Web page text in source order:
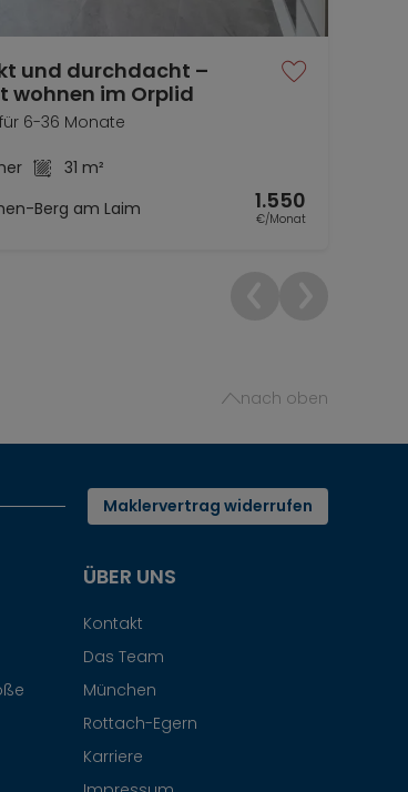
und durchdacht –
wohnen im Orplid
6-36 Monate
31 m²
Berg am Laim
1.550
€/Monat
nach oben
Maklervertrag widerrufen
ÜBER UNS
Kontakt
Das Team
München
Rottach-Egern
Karriere